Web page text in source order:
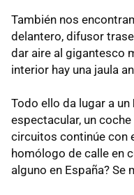
También nos
delantero, difusor
dar aire al gigantesco
interior hay una jaula
Todo ello da lugar a un
espectacular, un
circuitos continúe con
homólogo de calle en
alguno en España?